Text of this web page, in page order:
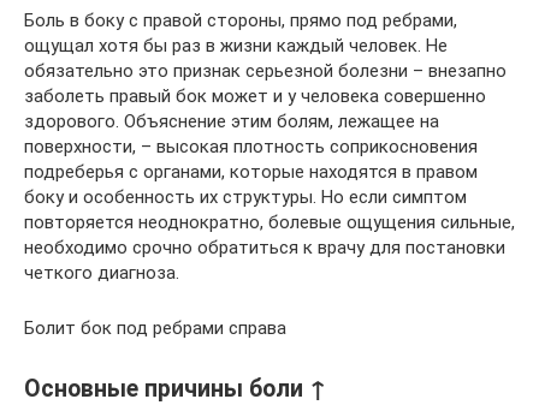
Боль в боку с правой стороны, прямо под ребрами,
ощущал хотя бы раз в жизни каждый человек. Не
обязательно это признак серьезной болезни – внезапно
заболеть правый бок может и у человека совершенно
здорового. Объяснение этим болям, лежащее на
поверхности, – высокая плотность соприкосновения
подреберья с органами, которые находятся в правом
боку и особенность их структуры. Но если симптом
повторяется неоднократно, болевые ощущения сильные,
необходимо срочно обратиться к врачу для постановки
четкого диагноза.
Болит бок под ребрами справа
Основные причины боли ↑